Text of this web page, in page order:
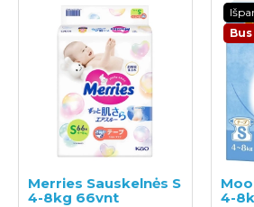
Merries Sauskelnės S
4-8kg 66vnt
4-